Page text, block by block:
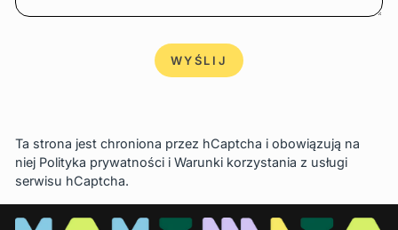
WYŚLIJ
Ta strona jest chroniona przez hCaptcha i obowiązują na
niej Polityka prywatności i Warunki korzystania z usługi
serwisu hCaptcha.